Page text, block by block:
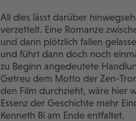
All dies lässt darüber
verzettelt. Eine Romanze
und dann plötzlich fallen
und führt dann doch noch
zu Beginn angedeutete
Getreu dem Motto der Zen-
den Film durchzieht, wäre hier
Essenz der Geschichte mehr
Kenneth Bi am Ende entfaltet.